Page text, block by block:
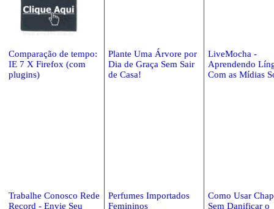
Comparação de tempo:
IE 7 X Firefox (com
plugins)
Plante Uma Árvore por
Dia de Graça Sem Sair
de Casa!
LiveMocha -
Aprendendo
Com as Mídias
Trabalhe Conosco Rede
Record - Envie Seu
Perfumes Importados
Femininos
Como Usar
Sem Danificar o